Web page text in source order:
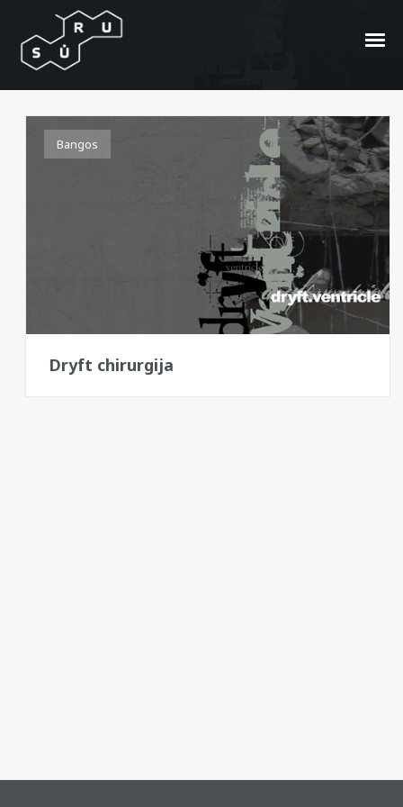
And Again
Bangos
Dryft chirurgija